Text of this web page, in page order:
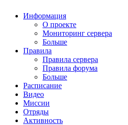
Информация
О проекте
Мониторинг сервера
Больше
Правила
Правила сервера
Правила форума
Больше
Расписание
Видео
Миссии
Отряды
Активность